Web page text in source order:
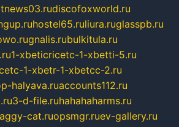
discofoxworld.ru
hostel65.ruliura.ruglasspb.ru
gnalis.rubulkitula.ru
1-xbeticricetc-1-xbetti-5.ru
1-xbetr-1-xbetcc-2.ru
halyava.ruaccounts112.ru
3-d-file.ruhahahaharms.ru
cat.ruopsmgr.ruev-gallery.ru